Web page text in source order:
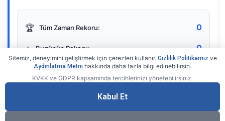
🏆 Tüm Zaman Rekoru: 0
⭐ Bugünün Rekoru: 0
Gerçek zamanlı sayaç
Sitemiz, deneyimini geliştirmek için çerezleri kullanır. Gizlilik Politikamız ve
Aydınlatma Metni hakkında daha fazla bilgi edinebilirsin.
KVKK ve GDPR kapsamında tercihlerinizi yönetebilirsiniz.
Kabul Et